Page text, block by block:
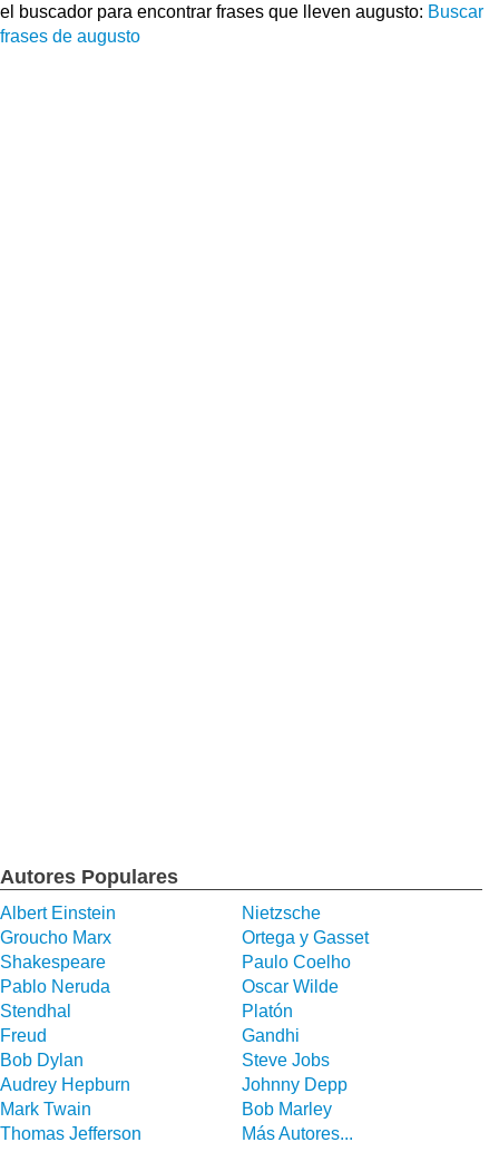
el buscador para encontrar frases que lleven augusto: Buscar
frases de augusto
Autores Populares
Albert Einstein
Nietzsche
Groucho Marx
Ortega y Gasset
Shakespeare
Paulo Coelho
Pablo Neruda
Oscar Wilde
Stendhal
Platón
Freud
Gandhi
Bob Dylan
Steve Jobs
Audrey Hepburn
Johnny Depp
Mark Twain
Bob Marley
Thomas Jefferson
Más Autores...